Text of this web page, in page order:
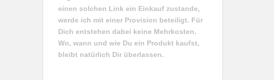
einen solchen Link ein Einkauf zustande,
werde ich mit einer Provision beteiligt. Für
Dich entstehen dabei keine Mehrkosten.
Wo, wann und wie Du ein Produkt kaufst,
bleibt natürlich Dir überlassen.